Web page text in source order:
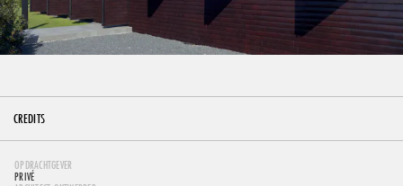
CREDITS
OPDRACHTGEVER
PRIVÉ